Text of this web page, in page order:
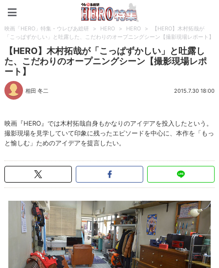
映画「HERO」特集 - ウレぴあ総研 > HERO > HERO >
【HERO】木村拓哉が
「こっぱずかしい」と吐露した、こだわりのオープニングシーン【撮影現場レポート】
【HERO】木村拓哉が「こっぱずかしい」と吐露し
た、こだわりのオープニングシーン【撮影現場レポ
ート】
相田 冬二 2015.7.30 18:00
映画『HERO』では木村拓哉自身もかなりのアイデアを投入したという。
撮影現場を見学していて印象に残ったエピソードを中心に、本作を「もっ
と愉しむ」ためのアイデアを提言したい。